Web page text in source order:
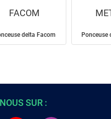
FACOM
delta Facom Ponceuse
SUR :